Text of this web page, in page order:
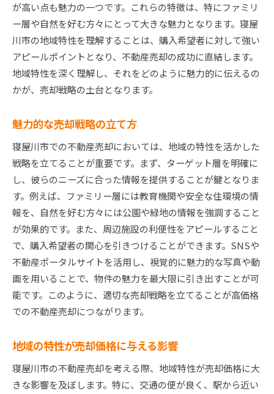
が高い点も魅力の一つです。これらの特徴は、特にファミリ
ー層や自然を好む方々にとって大きな魅力となります。寝屋
川市の地域特性を理解することは、購入希望者に対して強い
アピールポイントとなり、不動産売却の成功に直結します。
地域特性を深く理解し、それをどのように魅力的に伝えるの
かが、売却戦略の土台となります。
魅力的な売却戦略の立て方
寝屋川市での不動産売却においては、地域の特性を活かした
戦略を立てることが重要です。まず、ターゲット層を明確に
し、彼らのニーズに合った情報を提供することが鍵となりま
す。例えば、ファミリー層には教育機関や安全な住環境の情
報を、自然を好む方々には公園や緑地の情報を強調すること
が効果的です。また、周辺施設の利便性をアピールすること
で、購入希望者の関心を引きつけることができます。SNSや
不動産ポータルサイトを活用し、視覚的に魅力的な写真や動
画を用いることで、物件の魅力を最大限に引き出すことが可
能です。このように、適切な売却戦略を立てることが高価格
での不動産売却につながります。
地域の特性が売却価格に与える影響
寝屋川市の不動産売却を考える際、地域特性が売却価格に大
きな影響を及ぼします。特に、交通の便が良く、駅から近い